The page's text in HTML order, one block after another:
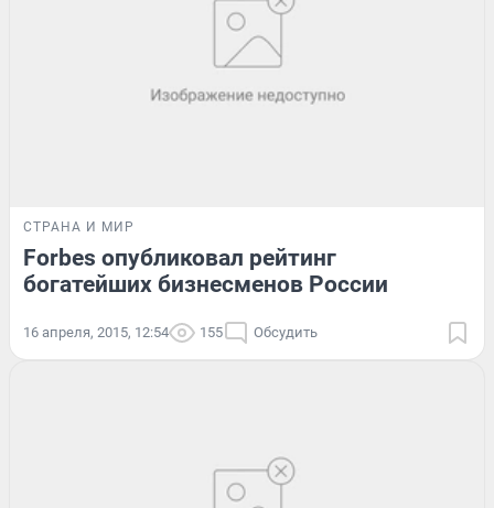
СТРАНА И МИР
Forbes опубликовал рейтинг
богатейших бизнесменов России
16 апреля, 2015, 12:54 155 Обсудить